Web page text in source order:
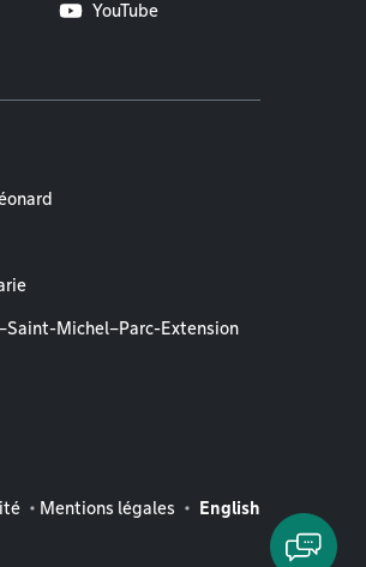
YouTube
Michel–Parc-Extension
Mentions légales English